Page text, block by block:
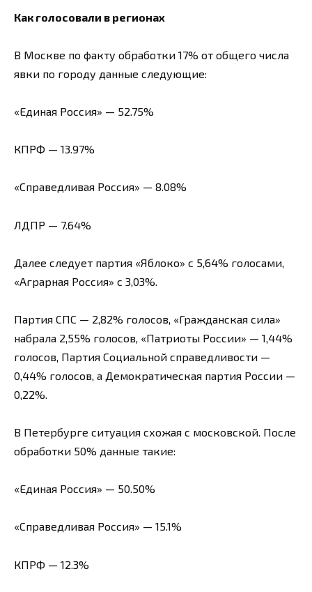
Как голосовали в регионах
В Москве по факту обработки 17% от общего числа
явки по городу данные следующие:
«Единая Россия» — 52.75%
КПРФ — 13.97%
«Справедливая Россия» — 8.08%
ЛДПР — 7.64%
Далее следует партия «Яблоко» с 5,64% голосами,
«Аграрная Россия» с 3,03%.
Партия СПС — 2,82% голосов, «Гражданская сила»
набрала 2,55% голосов, «Патриоты России» — 1,44%
голосов, Партия Социальной справедливости —
0,44% голосов, а Демократическая партия России —
0,22%.
В Петербурге ситуация схожая с московской. После
обработки 50% данные такие:
«Единая Россия» — 50.50%
«Справедливая Россия» — 15.1%
КПРФ — 12.3%